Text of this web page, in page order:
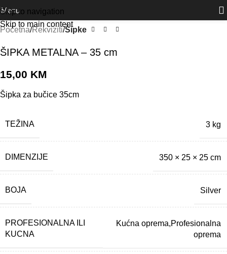
Skip to navigation
Skip to main content
Outlet
Menu
Početna Rekviziti Šipke
ŠIPKA METALNA – 35 cm
15,00 KM
Šipka za bučice 35cm
TEŽINA 3 kg
DIMENZIJE 350 × 25 × 25 cm
BOJA Silver
PROFESIONALNA ILI
KUCNA
Kućna oprema,Profesionalna
oprema